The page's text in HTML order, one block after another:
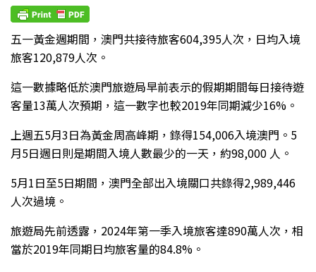
五一黃金週期間，澳門共接待旅客604,395人次，日均入境
旅客120,879人次。
這一數據略低於澳門旅遊局早前表示的假期期間每日接待遊
客量13萬人次預期，這一數字也較2019年同期減少16%。
上週五5月3日為黃金周高峰期，錄得154,006入境澳門。5
月5日週日則是期間入境人數最少的一天，約98,000 人。
5月1日至5日期間，澳門全部出入境關口共錄得2,989,446
人次過境。
旅遊局先前透露，2024年第一季入境旅客達890萬人次，相
當於2019年同期日均旅客量的84.8%。